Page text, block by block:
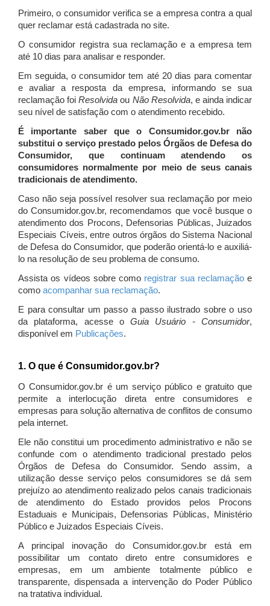
Primeiro, o consumidor verifica se a empresa contra a qual
quer reclamar está cadastrada no site.
O consumidor registra sua reclamação e a empresa tem
até 10 dias para analisar e responder.
Em seguida, o consumidor tem até 20 dias para comentar
e avaliar a resposta da empresa, informando se sua
reclamação foiResolvida ou Não Resolvida, e ainda indicar
seu nível de satisfação com o atendimento recebido.
É importante saber que o Consumidor.gov.br não
substitui o serviço prestado pelos Órgãos de Defesa do
Consumidor, que continuam atendendo os
consumidores normalmente por meio de seus canais
tradicionais de atendimento.
Caso não seja possível resolver sua reclamação por meio
do Consumidor.gov.br, recomendamos que você busque o
atendimento dos Procons, Defensorias Públicas, Juizados
Especiais Cíveis, entre outros órgãos do Sistema Nacional
de Defesa do Consumidor, que poderão orientá-lo e auxiliá-
lo na resolução de seu problema de consumo.
Assista os vídeos sobre como registrar sua reclamaçãoe
como acompanhar sua reclamação.
E para consultar um passo a passo ilustrado sobre o uso
da plataforma, acesse oGuia Usuário - Consumidor,
disponível em Publicações.
1. O que é Consumidor.gov.br?
O Consumidor.gov.br é um serviço público e gratuito que
permite a interlocução direta entre consumidores e
empresas para solução alternativa de conflitos de consumo
pela internet.
Ele não constitui um procedimento administrativo e não se
confunde com o atendimento tradicional prestado pelos
Órgãos de Defesa do Consumidor. Sendo assim, a
utilização desse serviço pelos consumidores se dá sem
prejuízo ao atendimento realizado pelos canais tradicionais
de atendimento do Estado providos pelos Procons
Estaduais e Municipais, Defensorias Públicas, Ministério
Público e Juizados Especiais Cíveis.
A principal inovação do Consumidor.gov.br está em
possibilitar um contato direto entre consumidores e
empresas, em um ambiente totalmente público e
transparente, dispensada a intervenção do Poder Público
na tratativa individual.